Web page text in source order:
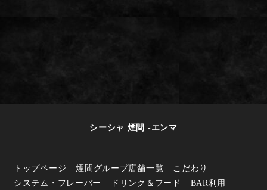
シーシャ 煙間 -エンマ
トップページ 煙間グループ店舗一覧
こだわり
システム・フレーバー
ドリンク＆フード BAR利用